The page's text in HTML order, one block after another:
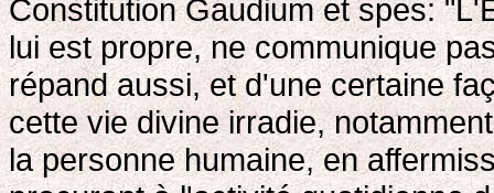
Constitution Gaudium et spes:
lui est propre, ne communique
répand aussi, et d'une certaine
cette vie divine irradie,
la personne humaine, en